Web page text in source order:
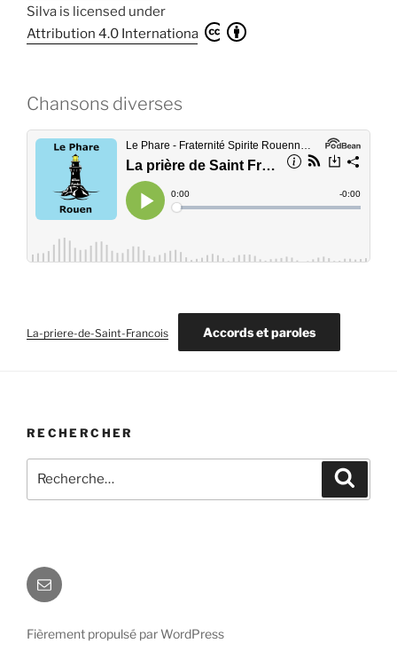
Silva is licensed under
Attribution 4.0 International
Chansons diverses
La-priere-de-Saint-Francois Accords et paroles
RECHERCHER
pour
E-
mail
Fièrement propulsé par WordPress